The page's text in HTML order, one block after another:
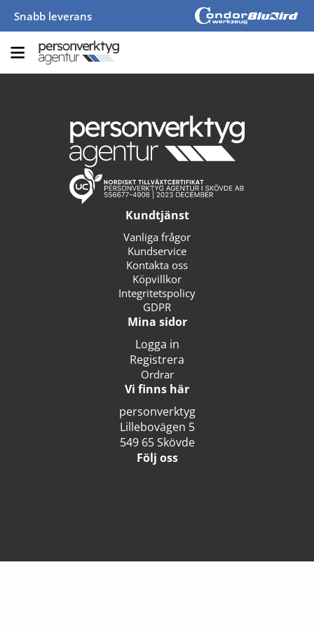
Snabb leverans
Kundtjänst
Vanliga frågor
Kundservice
Kontakta oss
Köpvillkor
Integritetspolicy
GDPR
Mina sidor
Logga in
Registrera
Ordrar
Vi finns här
personverktyg
Lillebovägen 5
549 65 Skövde
Följ oss